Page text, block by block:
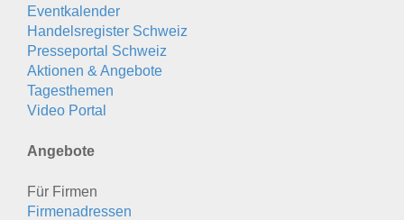
Eventkalender
Handelsregister Schweiz
Presseportal Schweiz
Aktionen & Angebote
Tagesthemen
Video Portal
Angebote
Für Firmen
Firmenadressen